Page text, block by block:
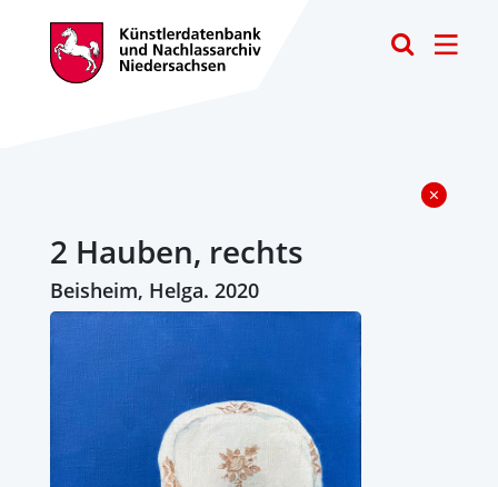
2 Hauben, rechts
Beisheim, Helga. 2020